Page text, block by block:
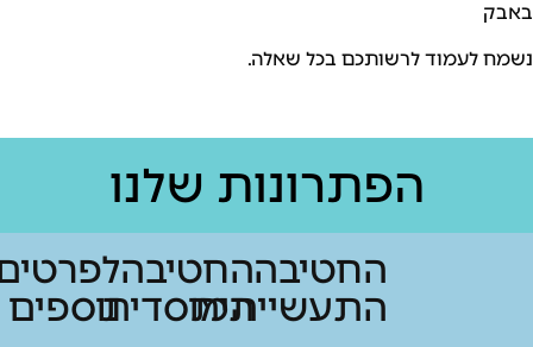
לרשותכם בכל שאלה.
הפתרונות שלנו
החטיבה
התעשייתית
החטיבה
המוסדית
לפרטים
נוספים